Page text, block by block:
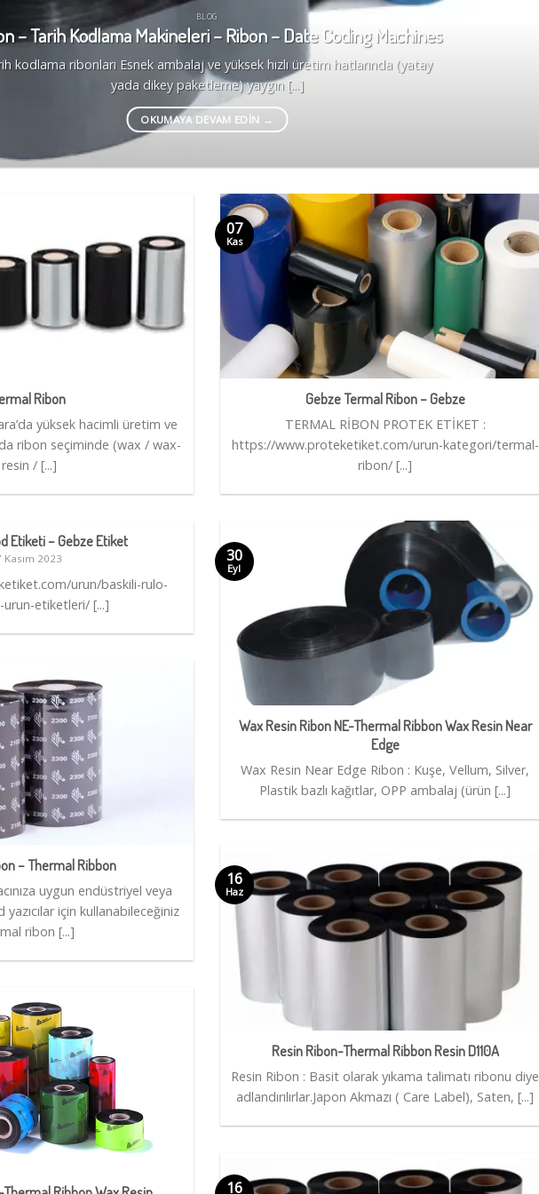
BLOG
– Tarih Kodlama Makineleri – Ribon – Date Coding Machines
kodlama ribonları Esnek ambalaj ve yüksek hızlı üretim hatlarında (yatay
yada dikey paketleme) yaygın [...]
OKUMAYA DEVAM EDIN →
Ribon
yüksek hacimli üretim ve
ribon seçiminde (wax / wax-
resin / [...]
Gebze Termal Ribon – Gebze
TERMAL RİBON PROTEK ETİKET :
https://www.proteketiket.com/urun-kategori/termal-
ribon/ [...]
07
Kas
Etiketi – Gebze Etiket
Kasım 2023
urun/baskili-rulo-
etiketleri/ [...]
Wax Resin Ribon NE-Thermal Ribbon Wax Resin Near
Edge
Wax Resin Near Edge Ribon : Kuşe, Vellum, Silver,
Plastik bazlı kağıtlar, OPP ambalaj (ürün [...]
30
Eyl
– Thermal Ribbon
uygun endüstriyel veya
için kullanabileceğiniz
ribon [...]
Resin Ribon-Thermal Ribbon Resin D110A
Resin Ribon : Basit olarak yıkama talimatı ribonu diye
adlandırılırlar.Japon Akmazı ( Care Label), Saten, [...]
16
Haz
16